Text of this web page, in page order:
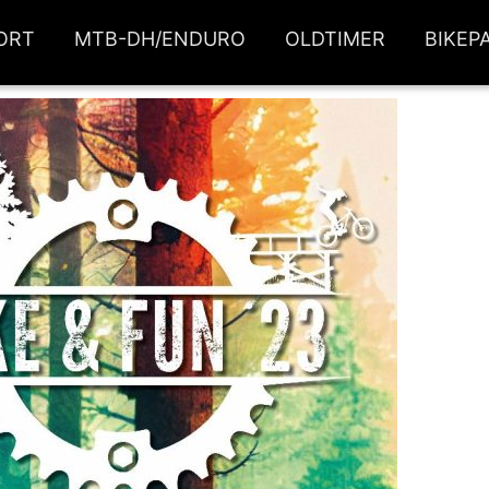
MTB-DH/ENDURO OLDTIMER